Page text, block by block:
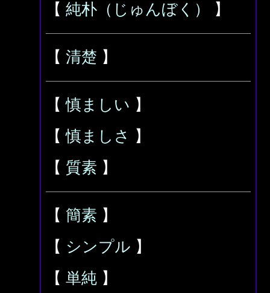
【 純朴（じゅんぼく） 】
【 清楚 】
【慎ましい 】
【慎ましさ
】
【 質素 】
【 簡素 】
【 シンプル 】
【 単純 】